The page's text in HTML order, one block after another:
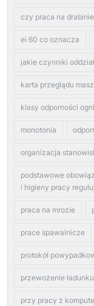
czy praca na
ei 60 co oznacza
jakie czynniki
karta przeglądu
klasy odporności
monotonia
organizacja
podstawowe
i higieny pracy
praca na mrozie
prace spawalnicze
protokół
przewożenie
przy pracy z